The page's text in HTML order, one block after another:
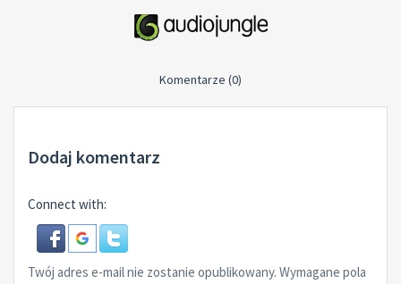
Komentarze (0)
Dodaj komentarz
Connect with:
Twój adres e-mail nie zostanie opublikowany. Wymagane pola